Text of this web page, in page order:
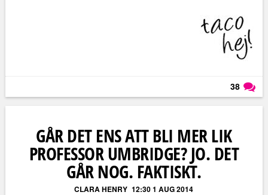
38
GÅR DET ENS ATT BLI MER LIK
PROFESSOR UMBRIDGE? JO. DET
GÅR NOG. FAKTISKT.
CLARA HENRY 12:30 1 AUG 2014